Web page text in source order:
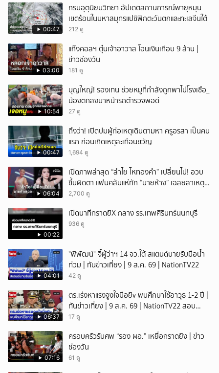
00:47
กรมอุตุนิยมวิทยา อัปเดตสถานการณ์พายุหมุน
เขตร้อนในมหาสมุทรแปซิฟิกตะวันตกและทะเลจีนใต้
212 ดู
03:00
แก๊งคอลฯ ตุ๋นเจ้าอาวาส โอนเงินเกือบ 9 ล้าน |
ข่าวช่องวัน
181 ดู
10:54
บุญใหญ่! รองเทน ช่วยหมูที่กำลังถูกพาไปโรงเชือ_
น้องตกลงมาหน้ารถตำรวจพอดี
27 ดู
00:47
ถึงว่า! เปิดปมผู้ก่อเหตุเดินตามหา ครูอรสา เป็นคน
แรก ก่อนเกิดเหตุสะเทือนขวัญ
1,694 ดู
06:04
เปิดภาพล่าสุด “ลำไย ไหทองคำ” เปลี่ยนไป! อวบ
ขึ้นผิดตา แฟนคลับแห่ทัก “นายห้าง” เฉลยสาเหตุ
ชัด!
2,700 ดู
00:22
เปิดนาทีกราดยิX กลาง รร.เทพศิรินทร์นนทบุรี
936 ดู
04:01
"พิพัฒน์" จี้ผู้ว่าฯ 14 จว.ใต้ สแตนด์บายรับมือน้ำ
ท่วม | ทันข่าวเที่ยง | 9 ส.ค. 69 | NationTV22
42 ดู
06:37
ตร.เร่งหาแรงจูงใจมือยิv พบศึกษาใช้อาวุธ 1-2 ปี |
ทันข่าวเที่ยง | 9 ส.ค. 69 | NationTV22 สอบ
พยานแล้ว 17 ปาก เร่งตรวจมือถือและหลักฐานที่
เพื่อน และสื่อโซเ
17 ดู
07:16
ครอบครัวรับศพ “รอง ผอ.” เหยื่อกราดยิง | ข่าว
ช่องวัน
61 ดู